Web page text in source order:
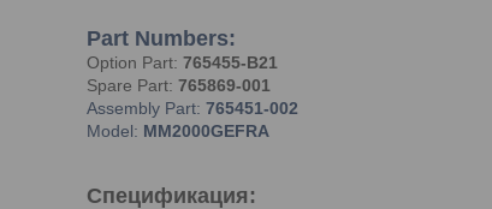
Part Numbers:
Option Part: 765455-B21
Spare Part: 765869-001
Assembly Part: 765451-002
Model: MM2000GEFRA
Спецификация: